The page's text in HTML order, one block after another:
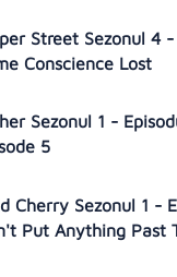
Street Sezonul 4
Conscience Lost
Sezonul 1 -
5
Cherry Sezonul 1 -
Put Anything Past